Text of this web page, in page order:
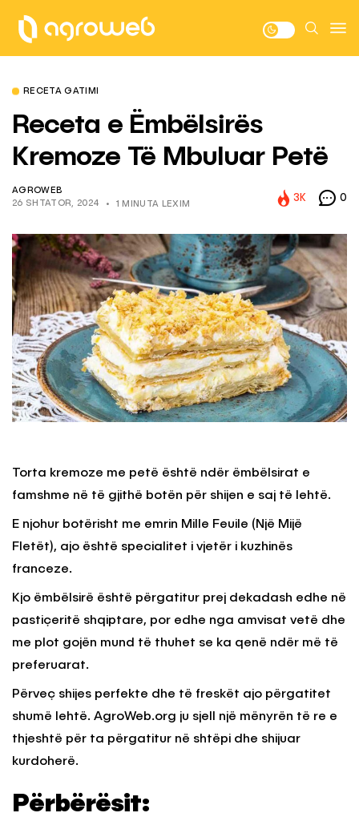
RECETA GATIMI
Receta e Ëmbëlsirës
Kremoze Të Mbuluar Petë
AGROWEB
26 SHTATOR, 2024
1 MINUTA LEXIM
3K 0
Torta kremoze me petë është ndër ëmbëlsirat e
famshme në të gjithë botën për shijen e saj të lehtë.
E njohur botërisht me emrin Mille Feuile (Një Mijë
Fletët), ajo është specialitet i vjetër i kuzhinës
franceze.
Kjo ëmbëlsirë është përgatitur prej dekadash edhe në
pastiçeritë shqiptare, por edhe nga amvisat vetë dhe
me plot gojën mund të thuhet se ka qenë ndër më të
preferuarat.
Përveç shijes perfekte dhe të freskët ajo përgatitet
shumë lehtë. AgroWeb.org ju sjell një mënyrën të re e
thjeshtë për ta përgatitur në shtëpi dhe shijuar
kurdoherë.
Përbërësit: